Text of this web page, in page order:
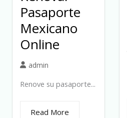
Pasaporte
Mexicano
Online
admin
Renove su pasaporte...
Read More